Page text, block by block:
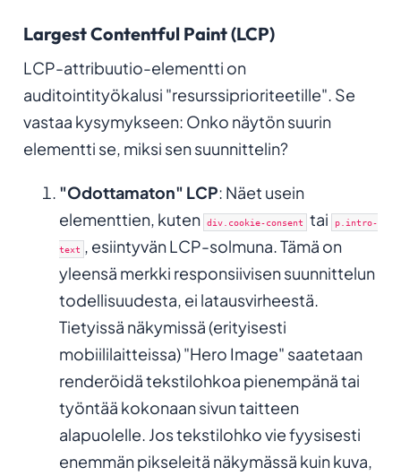
Largest Contentful Paint (LCP)
LCP-attribuutio-elementti on
auditointityökalusi "resurssiprioriteetille". Se
vastaa kysymykseen: Onko näytön suurin
elementti se, miksi sen suunnittelin?
"Odottamaton" LCP: Näet usein
elementtien, kuten div.cookie-consent tai p.intro-
text , esiintyvän LCP-solmuna. Tämä on
yleensä merkki responsiivisen suunnittelun
todellisuudesta, ei latausvirheestä.
Tietyissä näkymissä (erityisesti
mobiililaitteissa) "Hero Image" saatetaan
renderöidä tekstilohkoa pienempänä tai
työntää kokonaan sivun taitteen
alapuolelle. Jos tekstilohko vie fyysisesti
enemmän pikseleitä näkymässä kuin kuva,